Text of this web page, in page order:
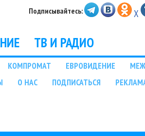
Подписывайтесь: X
ТВ И РАДИО
КОМПРОМАТ ЕВРОВИДЕНИЕ
О НАС ПОДПИСАТЬСЯ